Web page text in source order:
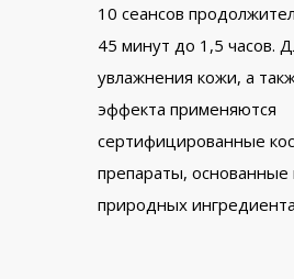
10 сеансов
45 минут до 1,5 часов.
увлажнения кожи, а
эффекта применяются
сертифицированные
препараты, основанные
природных